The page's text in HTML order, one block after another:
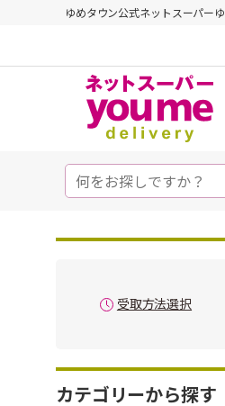
ゆめタウン公式ネットスーパー
受取方法選択
カテゴリーから探す